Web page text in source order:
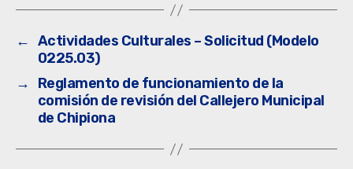
← Actividades Culturales – Solicitud (Modelo
0225.03)
→
Reglamento de funcionamiento de la
comisión de revisión del Callejero Municipal
de Chipiona